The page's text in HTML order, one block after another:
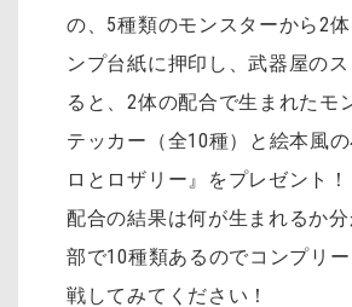
の、5種類のモンスターから2
ンプ台紙に押印し、武器屋の
ると、2体の配合で生まれたモ
テッカー（全10種）と絵本風
ロとロザリー』をプレゼント！
配合の結果は何が生まれるか
部で10種類あるのでコンプリ
戦してみてください！